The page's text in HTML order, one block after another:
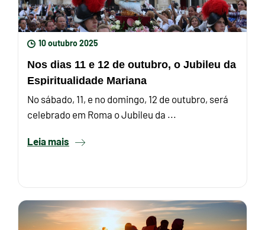
10 outubro 2025
Nos dias 11 e 12 de outubro, o Jubileu da
Espiritualidade Mariana
No sábado, 11, e no domingo, 12 de outubro, será
celebrado em Roma o Jubileu da ...
Leia mais